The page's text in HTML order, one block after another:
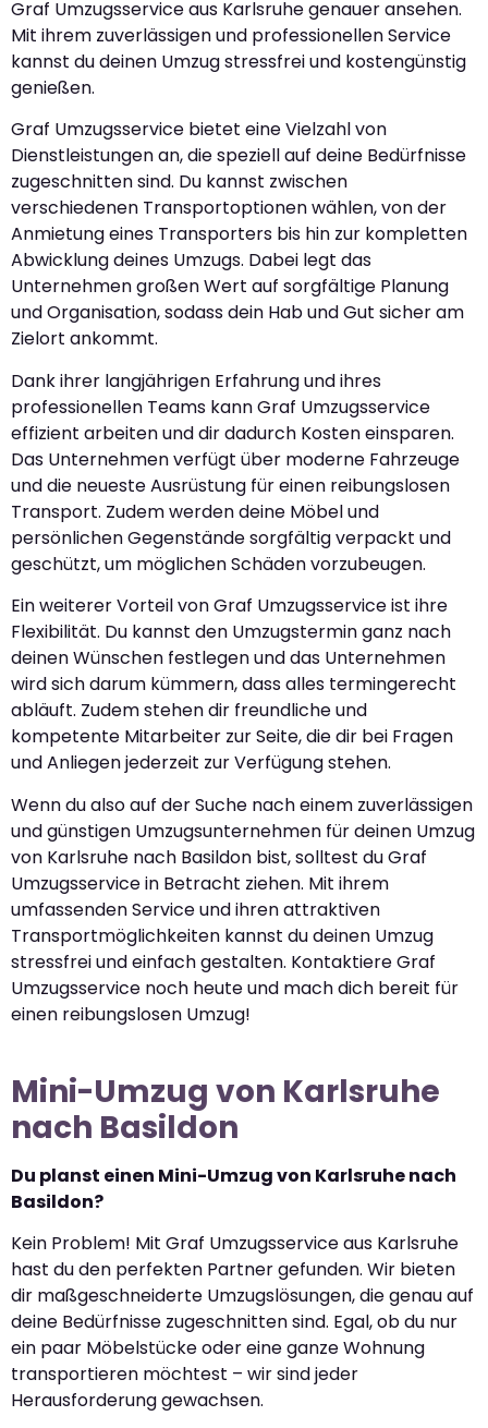
Graf Umzugsservice aus Karlsruhe genauer ansehen.
Mit ihrem zuverlässigen und professionellen Service
kannst du deinen Umzug stressfrei und kostengünstig
genießen.
Graf Umzugsservice bietet eine Vielzahl von
Dienstleistungen an, die speziell auf deine Bedürfnisse
zugeschnitten sind. Du kannst zwischen
verschiedenen Transportoptionen wählen, von der
Anmietung eines Transporters bis hin zur kompletten
Abwicklung deines Umzugs. Dabei legt das
Unternehmen großen Wert auf sorgfältige Planung
und Organisation, sodass dein Hab und Gut sicher am
Zielort ankommt.
Dank ihrer langjährigen Erfahrung und ihres
professionellen Teams kann Graf Umzugsservice
effizient arbeiten und dir dadurch Kosten einsparen.
Das Unternehmen verfügt über moderne Fahrzeuge
und die neueste Ausrüstung für einen reibungslosen
Transport. Zudem werden deine Möbel und
persönlichen Gegenstände sorgfältig verpackt und
geschützt, um möglichen Schäden vorzubeugen.
Ein weiterer Vorteil von Graf Umzugsservice ist ihre
Flexibilität. Du kannst den Umzugstermin ganz nach
deinen Wünschen festlegen und das Unternehmen
wird sich darum kümmern, dass alles termingerecht
abläuft. Zudem stehen dir freundliche und
kompetente Mitarbeiter zur Seite, die dir bei Fragen
und Anliegen jederzeit zur Verfügung stehen.
Wenn du also auf der Suche nach einem zuverlässigen
und günstigen Umzugsunternehmen für deinen Umzug
von Karlsruhe nach Basildon bist, solltest du Graf
Umzugsservice in Betracht ziehen. Mit ihrem
umfassenden Service und ihren attraktiven
Transportmöglichkeiten kannst du deinen Umzug
stressfrei und einfach gestalten. Kontaktiere Graf
Umzugsservice noch heute und mach dich bereit für
einen reibungslosen Umzug!
Mini-Umzug von Karlsruhe
nach Basildon
Du planst einen Mini-Umzug von Karlsruhe nach
Basildon?
Kein Problem! Mit Graf Umzugsservice aus Karlsruhe
hast du den perfekten Partner gefunden. Wir bieten
dir maßgeschneiderte Umzugslösungen, die genau auf
deine Bedürfnisse zugeschnitten sind. Egal, ob du nur
ein paar Möbelstücke oder eine ganze Wohnung
transportieren möchtest – wir sind jeder
Herausforderung gewachsen.